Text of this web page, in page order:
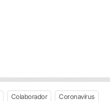
Colaborador Coronavírus